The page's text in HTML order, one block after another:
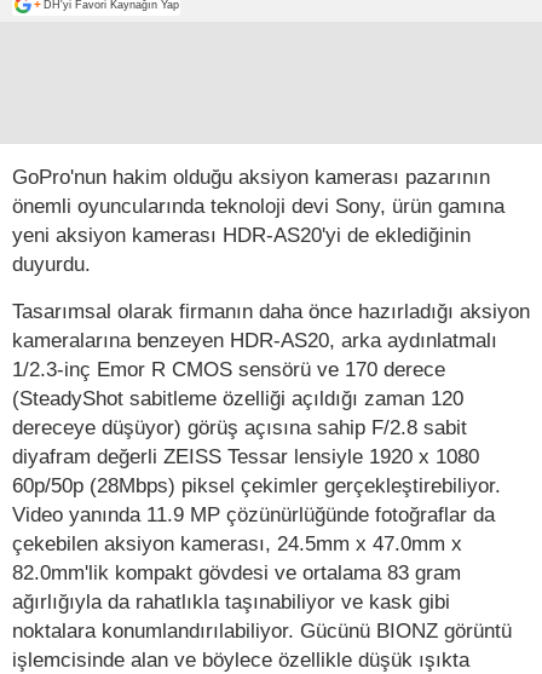
+ DH'yi Favori Kaynağın Yap
GoPro'nun hakim olduğu aksiyon kamerası pazarının
önemli oyuncularında teknoloji devi Sony, ürün gamına
yeni aksiyon kamerası HDR-AS20'yi de eklediğinin
duyurdu.
Tasarımsal olarak firmanın daha önce hazırladığı aksiyon
kameralarına benzeyen HDR-AS20, arka aydınlatmalı
1/2.3-inç Emor R CMOS sensörü ve 170 derece
(SteadyShot sabitleme özelliği açıldığı zaman 120
dereceye düşüyor) görüş açısına sahip F/2.8 sabit
diyafram değerli ZEISS Tessar lensiyle 1920 x 1080
60p/50p (28Mbps) piksel çekimler gerçekleştirebiliyor.
Video yanında 11.9 MP çözünürlüğünde fotoğraflar da
çekebilen aksiyon kamerası, 24.5mm x 47.0mm x
82.0mm'lik kompakt gövdesi ve ortalama 83 gram
ağırlığıyla da rahatlıkla taşınabiliyor ve kask gibi
noktalara konumlandırılabiliyor. Gücünü BIONZ görüntü
işlemcisinde alan ve böylece özellikle düşük ışıkta